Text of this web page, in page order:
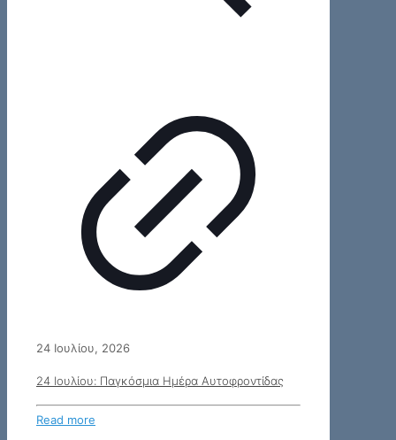
24 Ιουλίου, 2026
24 Ιουλίου: Παγκόσμια Ημέρα Αυτοφροντίδας
Read more